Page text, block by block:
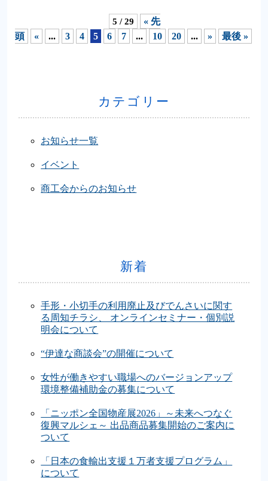
5 / 29
« 先
頭
« ... 3 4 5 6 7 ... 10 20 ... » 最後 »
カテゴリー
お知らせ一覧
イベント
商工会からのお知らせ
新着
手形・小切手の利用廃止及びでんさいに関す
る周知チラシ、 オンラインセミナー・個別説
明会について
“伊達な商談会”の開催について
女性が働きやすい職場へのバージョンアップ
環境整備補助金の募集について
「ニッポン全国物産展2026」～未来へつなぐ
復興マルシェ～ 出品商品募集開始のご案内に
ついて
「日本の食輸出支援１万者支援プログラム」
について